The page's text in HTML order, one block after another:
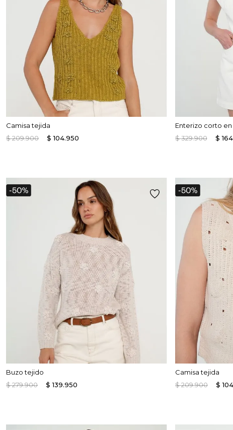
Camisa tejida
$209.900 $ 104.950
Enterizo corto
$329.900 $ 164
Buzo tejido
$279.900 $ 139.950
Camisa tejida
$209.900 $ 104